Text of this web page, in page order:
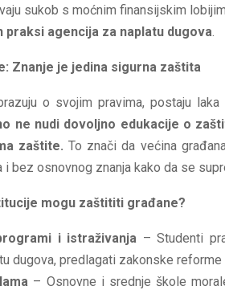
sukob s moćnim finansijskim
praksi agencija za naplatu dugova.
Znanje je jedina sigurna zaštita
o svojim pravima, postaju laka
ne nudi dovoljno edukacije o
zaštite. To znači da većina
i bez osnovnog znanja kako da se
mogu zaštititi građane?
i istraživanja – Studenti
dugova, predlagati zakonske
– Osnovne i srednje škole